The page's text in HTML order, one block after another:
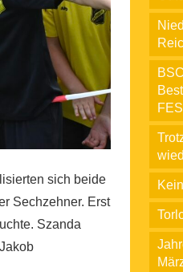
sich beide
Sechzehner. Erst
Szanda